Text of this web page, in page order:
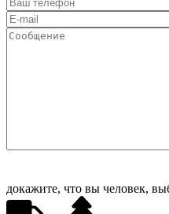
докажите, что вы человек,